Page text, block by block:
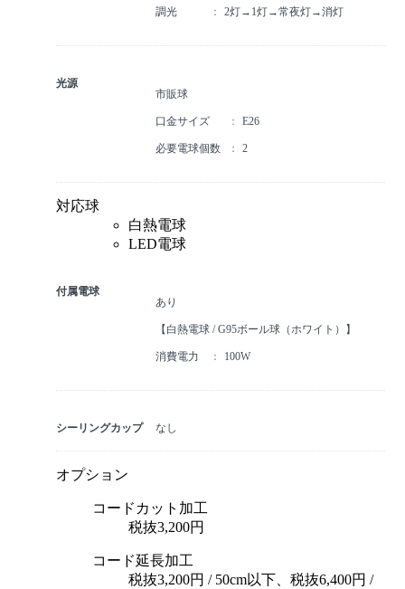
調光 2灯→1灯→常夜灯→消灯
光源
市販球
口金サイズ E26
必要電球個数 2
対応球
白熱電球
LED電球
付属電球
あり
【白熱電球 / G95ボール球（ホワイト）】
消費電力 100W
シーリングカップ なし
オプション
コードカット加工
税抜3,200円
コード延長加工
税抜3,200円 / 50cm以下、税抜6,400円 /